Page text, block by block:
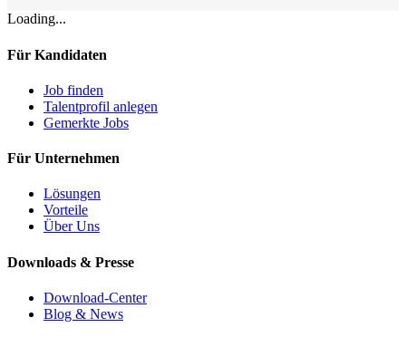
Loading...
Für Kandidaten
Job finden
Talentprofil anlegen
Gemerkte Jobs
Für Unternehmen
Lösungen
Vorteile
Über Uns
Downloads & Presse
Download-Center
Blog & News